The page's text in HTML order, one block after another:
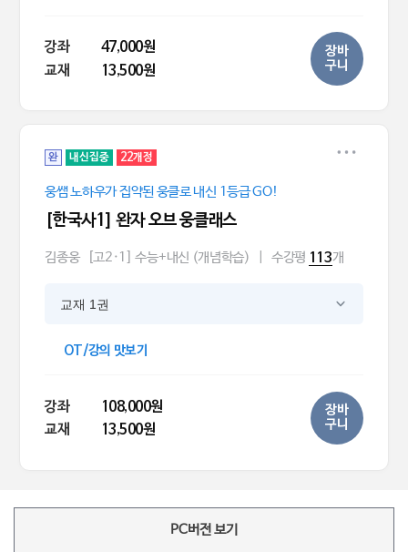
강좌
47,000원
교재
13,500원
장바
구니
완 내신집중 22개정
웅쌤 노하우가 집약된 웅클로 내신 1등급 GO!
[한국사1] 완자 오브 웅클래스
김종웅 [고2·1] 수능+내신 (개념학습) 수강평 113개
교재 1권
OT/강의 맛보기
강좌
108,000원
교재
13,500원
장바
구니
PC버전 보기